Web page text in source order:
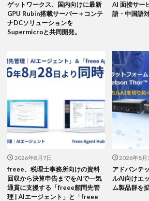
ゲットワークス、国内向けに最新
GPU Rubin搭載サーバー＋コンテ
ナDCソリューションを
Supermicroと共同開発。
AI 面接サー
語・中国語
2026年8月7日
freee、税理士事務所向けの資料
回収から決算申告までをAIで一気
通貫に支援する「freee顧問先管
理 | AIエージェント」と「freee
2026年8月
アドバンテ
ルAI向けエ
ム製品群を